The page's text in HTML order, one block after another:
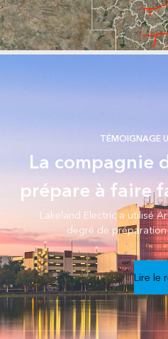
TÉMOIGNAGE
La compagnie
prépare à faire
Lakeland Electric a utilisé
degré de préparation
Lire le